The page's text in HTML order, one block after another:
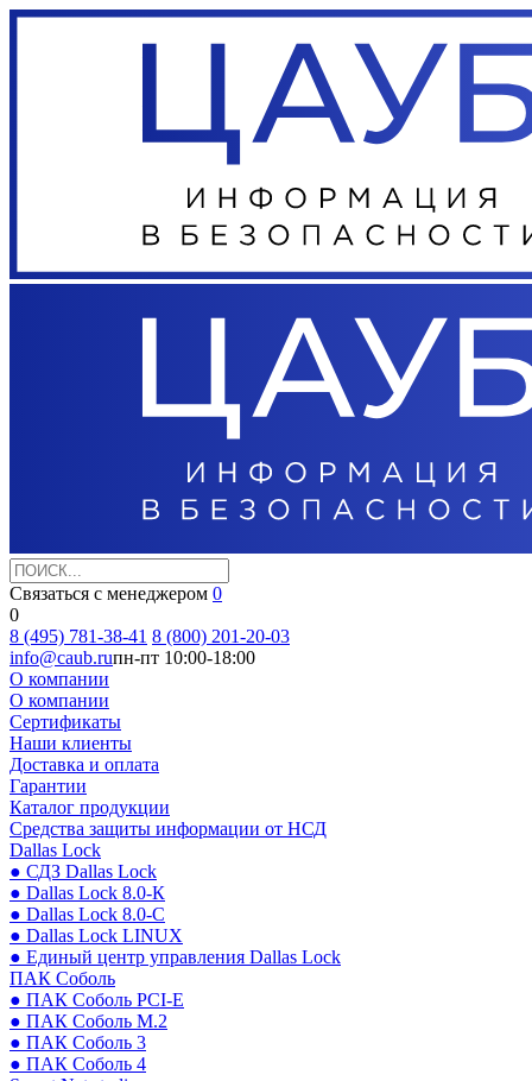
Связаться с менеджером 0
0
8 (495) 781-38-41 8 (800) 201-20-03
info@caub.ruпн-пт 10:00-18:00
О компании
О компании
Сертификаты
Наши клиенты
Доставка и оплата
Гарантии
Каталог продукции
Средства защиты информации от НСД
Dallas Lock
● СДЗ Dallas Lock
● Dallas Lock 8.0-К
● Dallas Lock 8.0-С
● Dallas Lock LINUX
● Единый центр управления Dallas Lock
ПАК Соболь
● ПАК Соболь PCI-E
● ПАК Соболь М.2
● ПАК Соболь 3
● ПАК Соболь 4